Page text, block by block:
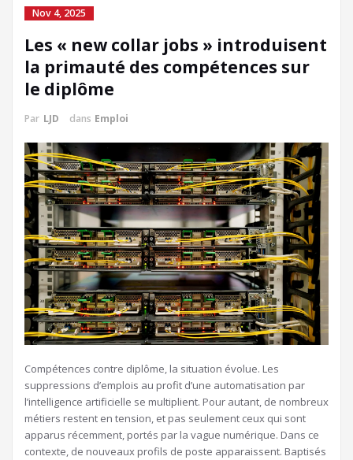
Nov 4, 2025
Les « new collar jobs » introduisent
la primauté des compétences sur
le diplôme
Par LJD dans Emploi
Compétences contre diplôme, la situation évolue. Les
suppressions d’emplois au profit d’une automatisation par
l’intelligence artificielle se multiplient. Pour autant, de nombreux
métiers restent en tension, et pas seulement ceux qui sont
apparus récemment, portés par la vague numérique. Dans ce
contexte, de nouveaux profils de poste apparaissent. Baptisés